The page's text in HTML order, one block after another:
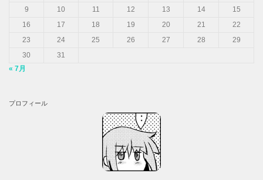
9
10 11 12 13 14
15
16
17 18 19 20 21
22
23
24 25 26 27 28
29
30
31
« 7月
プロフィール